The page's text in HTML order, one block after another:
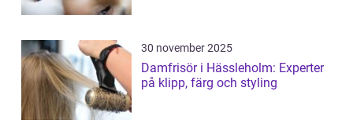
30 november 2025
Damfrisör i Hässleholm: Experter
på klipp, färg och styling